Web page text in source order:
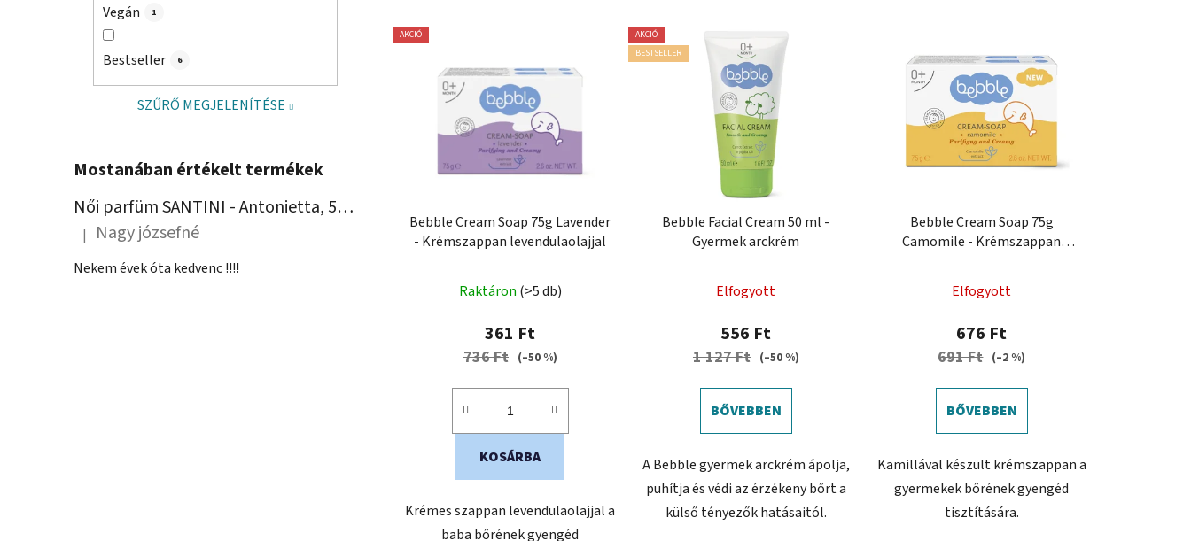
Vegán 1
Bestseller 6
SZŰRŐ MEGJELENÍTÉSE
Mostanában értékelt termékek
Női parfüm SANTINI - Antonietta, 50 ml
A termék értékelése 5-ből 5 csillag.
| Nagy józsefné
Nekem évek óta kedvenc !!!!
k
e
e
T
e
AKCIÓ
Bebble Cream Soap 75g Lavender
- Krémszappan levendulaolajjal
Raktáron (>5 db)
361 Ft
736 Ft (–50 %)
KOSÁRBA
Krémes szappan levendulaolajjal a
baba bőrének gyengéd
AKCIÓ
BESTSELLER
Bebble Facial Cream 50 ml -
Gyermek arckrém
Elfogyott
556 Ft
1 127 Ft (–50 %)
BŐVEBBEN
A Bebble gyermek arckrém ápolja,
puhítja és védi az érzékeny bőrt a
külső tényezők hatásaitól.
Bebble Cream Soap 75g
Camomile - Krémszappan
Elfogyott
676 Ft
691 Ft (–2 %)
BŐVEBBEN
Kamillával készült krémszappan a
gyermekek bőrének gyengéd
tisztítására.